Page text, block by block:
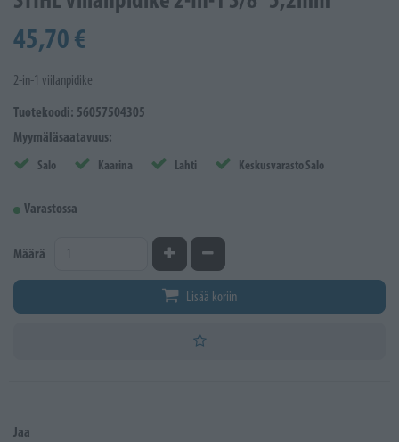
45,70 €
2-in-1 viilanpidike
Tuotekoodi: 56057504305
Myymäläsaatavuus:
Salo Kaarina Lahti Keskusvarasto Salo
Varastossa
Määrä Kasvata määrääVähennä määrää
Lisää koriin
Jaa